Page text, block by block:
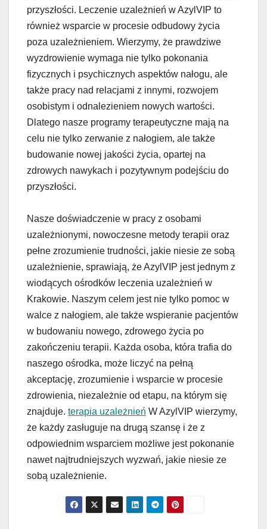
przyszłości. Leczenie uzależnień w AzylVIP to
również wsparcie w procesie odbudowy życia
poza uzależnieniem. Wierzymy, że prawdziwe
wyzdrowienie wymaga nie tylko pokonania
fizycznych i psychicznych aspektów nałogu, ale
także pracy nad relacjami z innymi, rozwojem
osobistym i odnalezieniem nowych wartości.
Dlatego nasze programy terapeutyczne mają na
celu nie tylko zerwanie z nałogiem, ale także
budowanie nowej jakości życia, opartej na
zdrowych nawykach i pozytywnym podejściu do
przyszłości.
Nasze doświadczenie w pracy z osobami
uzależnionymi, nowoczesne metody terapii oraz
pełne zrozumienie trudności, jakie niesie ze sobą
uzależnienie, sprawiają, że AzylVIP jest jednym z
wiodących ośrodków leczenia uzależnień w
Krakowie. Naszym celem jest nie tylko pomoc w
walce z nałogiem, ale także wspieranie pacjentów
w budowaniu nowego, zdrowego życia po
zakończeniu terapii. Każda osoba, która trafia do
naszego ośrodka, może liczyć na pełną
akceptację, zrozumienie i wsparcie w procesie
zdrowienia, niezależnie od etapu, na którym się
znajduje. terapia uzależnień W AzylVIP wierzymy,
że każdy zasługuje na drugą szansę i że z
odpowiednim wsparciem możliwe jest pokonanie
nawet najtrudniejszych wyzwań, jakie niesie ze
sobą uzależnienie.